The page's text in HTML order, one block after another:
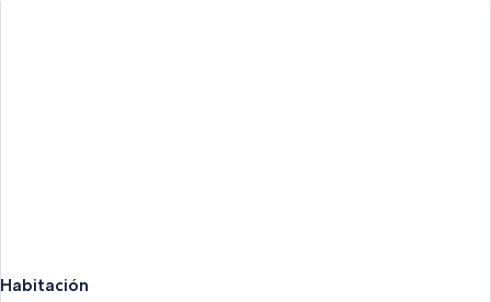
Habitación